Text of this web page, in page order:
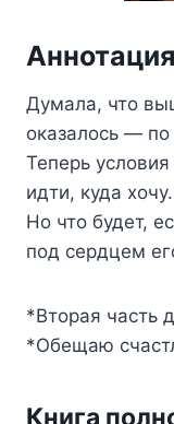
Аннотация
Думала, что
оказалось —
Теперь
идти, куда хочу.
Но что будет,
под сердцем
*Вторая часть
*Обещаю
Книга